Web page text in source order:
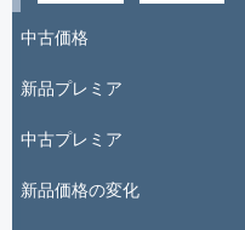
中古価格
新品プレミア
中古プレミア
新品価格の変化